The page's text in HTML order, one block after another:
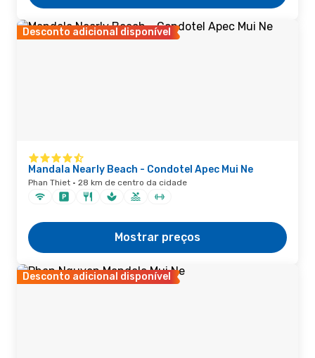
Desconto adicional disponível
Mandala Nearly Beach - Condotel Apec Mui Ne
Phan Thiet · 28 km de centro da cidade
Mostrar preços
Desconto adicional disponível